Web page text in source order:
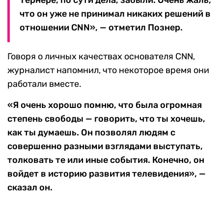
что он уже не принимал никаких решений в
отношении CNN», — отметил Познер.
Говоря о личных качествах основателя CNN,
журналист напомнил, что некоторое время они
работали вместе.
«Я очень хорошо помню, что была огромная
степень свободы — говорить, что ты хочешь,
как ты думаешь. Он позволял людям с
совершенно разными взглядами выступать,
толковать те или иные события. Конечно, он
войдет в историю развития телевидения», —
сказал он.